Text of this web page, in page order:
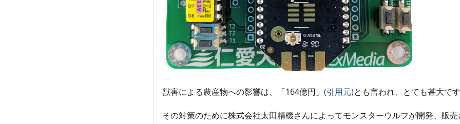
獣害による農産物への影響は、「164億円」 (引用元)とも言われ、とても甚大です
その対策のために株式会社太田精機さんによってモンスターウルフが開発、販売